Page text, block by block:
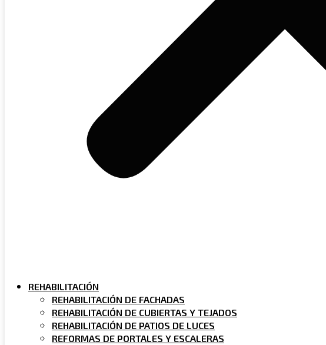
REHABILITACIÓN
REHABILITACIÓN DE FACHADAS
REHABILITACIÓN DE CUBIERTAS Y TEJADOS
REHABILITACIÓN DE PATIOS DE LUCES
REFORMAS DE PORTALES Y ESCALERAS